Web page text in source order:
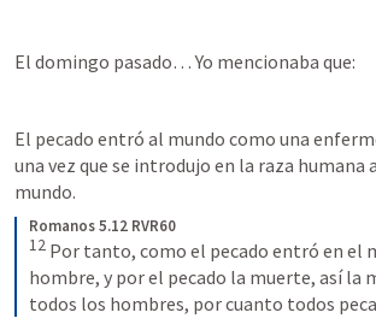
El domingo pasado… Yo mencionaba que:
El pecado entró al mundo como una
una vez que se introdujo en la raza humana
mundo.
Romanos 5.12 RVR60
12 Por tanto, como el pecado entró en el
hombre, y por el pecado la muerte, así la
todos los hombres, por cuanto todos